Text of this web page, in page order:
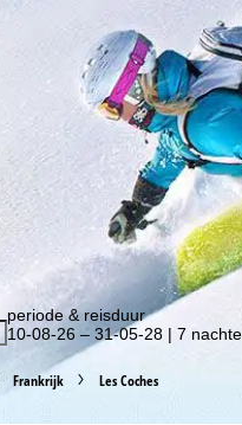
de hoogte van onze
periode & reisduur
10-08-26 – 31-05-28 | 7
Frankrijk Les Coches